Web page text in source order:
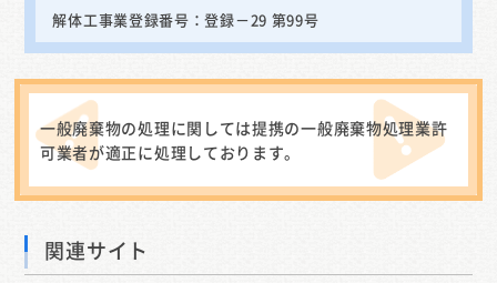
解体工事業登録番号：登録－29 第99号
一般廃棄物の処理に関しては提携の一般廃棄物処理業許
可業者が適正に処理しております。
関連サイト